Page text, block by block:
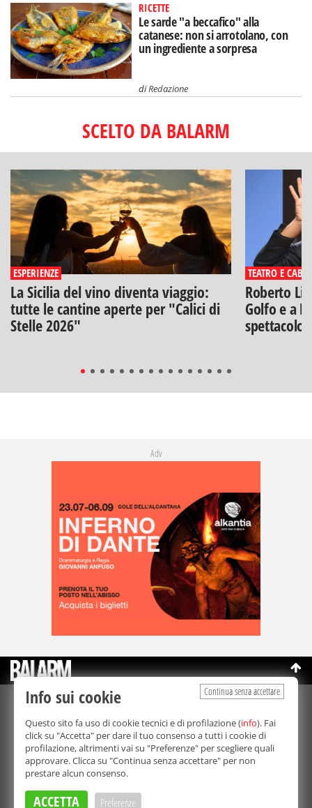
RICETTE
Le sarde "a beccafico" alla
catanese: non si arrotolano, con
un ingrediente a sorpresa
diRedazione
SCELTO DA BALARM
ESPERIENZE
La Sicilia del vino diventa viaggio:
tutte le cantine aperte per "Calici di
Stelle 2026"
TEATRO E
Roberto
Golfo e a
spettacolo"
Adv
©Copyright 2003-2026
Bmedia Srl- P.IVA 07064240828
La riproduzione totale o parziale di tutti i contenuti, in qualunque
forma, su qualsiasi supporto è proibita.
Balarm.it è una testata giornalistica registrata. Autorizzazione del
Tribunale di Palermo n° 32 del 21/10/2003
Direttore responsabile:
Continua senza accettare
Info sui cookie
Questo sito fa uso di cookie tecnici e di profilazione (info). Fai
click su "Accetta" per dare il tuo consenso a tutti i cookie di
profilazione, altrimenti vai su "Preferenze" per scegliere quali
approvare. Clicca su "Continua senza accettare" per non
prestare alcun consenso.
ACCETTA Preferenze